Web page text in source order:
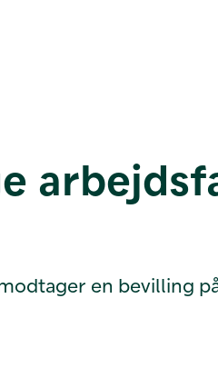
en bevilling